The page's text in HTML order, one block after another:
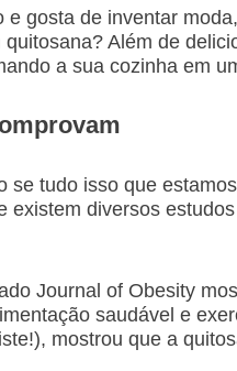
gosta de inventar
Além de
a sua cozinha em
se tudo isso que
existem diversos
Journal of Obesity
saudável e
mostrou que a